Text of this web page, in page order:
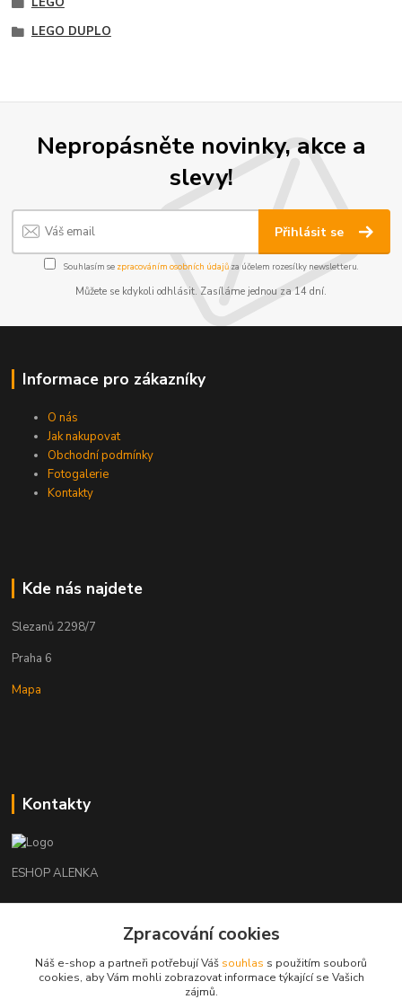
LEGO DUPLO
Nepropásněte novinky, akce a
slevy!
Přihlásit se
Souhlasím se zpracováním osobních údajůza účelem rozesílky newsletteru.
Můžete se kdykoli odhlásit. Zasíláme jednou za 14 dní.
Informace pro zákazníky
O nás
Jak nakupovat
Obchodní podmínky
Fotogalerie
Kontakty
Kde nás najdete
Slezanů 2298/7
Praha 6
Mapa
Kontakty
ESHOP ALENKA
+420602541312
orechovka@inmes.cz
Zpracování cookies
Náš e-shop a partneři potřebují Váš souhlas s použitím souborů
cookies, aby Vám mohli zobrazovat informace týkající se Vašich
zájmů.